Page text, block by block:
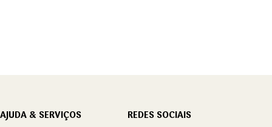
AJUDA & SERVIÇOS
REDES SOCIAIS